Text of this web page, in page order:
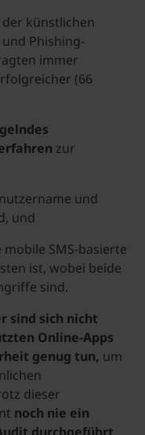
künstlichen
Phishing-
immer
(66
zur
und
und
SMS-basierte
ist, wobei beide
sind.
sind sich nicht
Online-Apps
genug tun, um
dieser
noch nie ein